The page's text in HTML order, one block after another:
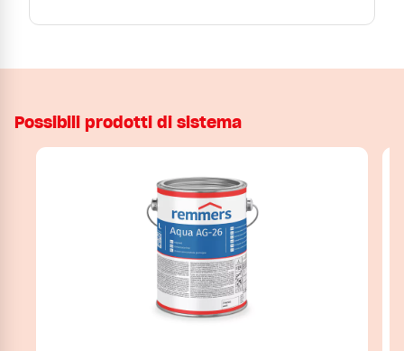
Possibili prodotti di sistema